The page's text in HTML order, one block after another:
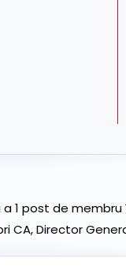
post de membru
Director